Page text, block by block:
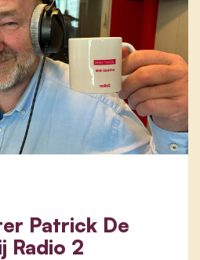
Patrick De
Radio 2